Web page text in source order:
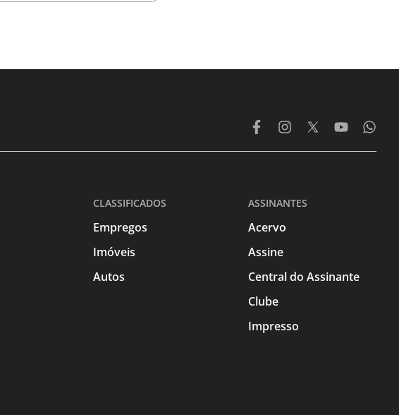
CLASSIFICADOS
Empregos
Imóveis
Autos
ASSINANTES
Acervo
Assine
Central do Assinante
Clube
Impresso